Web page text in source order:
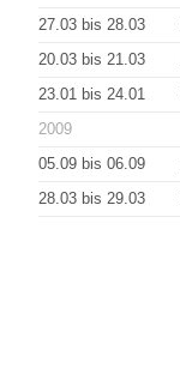
27.03 bis 28.03
20.03 bis 21.03
23.01 bis 24.01
2009
05.09 bis 06.09
28.03 bis 29.03